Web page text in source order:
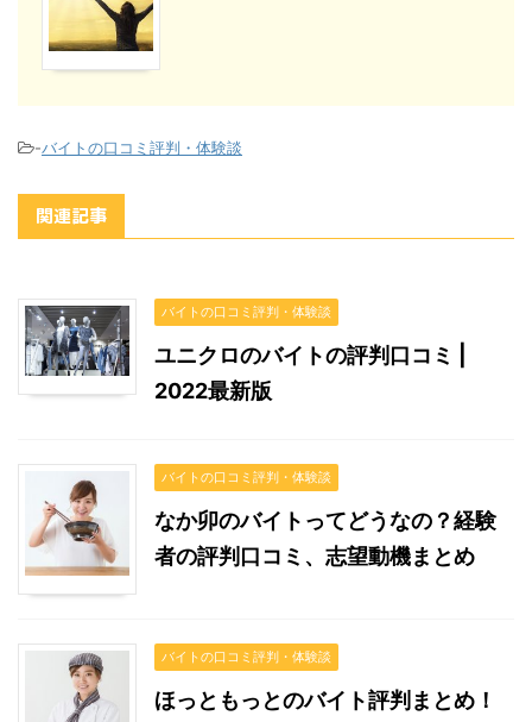
-バイトの口コミ評判・体験談
関連記事
バイトの口コミ評判・体験談
ユニクロのバイトの評判口コミ |
2022最新版
バイトの口コミ評判・体験談
なか卯のバイトってどうなの？経験
者の評判口コミ、志望動機まとめ
バイトの口コミ評判・体験談
ほっともっとのバイト評判まとめ！